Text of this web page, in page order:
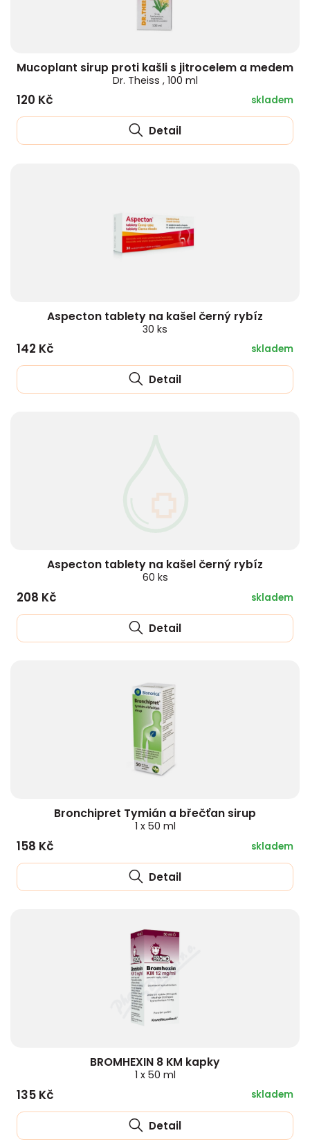
Mucoplant sirup proti kašli s jitrocelem a medem
Dr. Theiss , 100 ml
120 Kč skladem
Detail
Aspecton tablety na kašel černý rybíz
30 ks
142 Kč skladem
Detail
Aspecton tablety na kašel černý rybíz
60 ks
208 Kč skladem
Detail
Bronchipret Tymián a břečťan sirup
1 x 50 ml
158 Kč skladem
Detail
BROMHEXIN 8 KM kapky
1 x 50 ml
135 Kč skladem
Detail